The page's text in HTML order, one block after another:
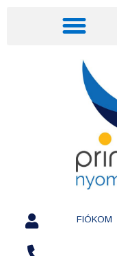
FIÓKOM